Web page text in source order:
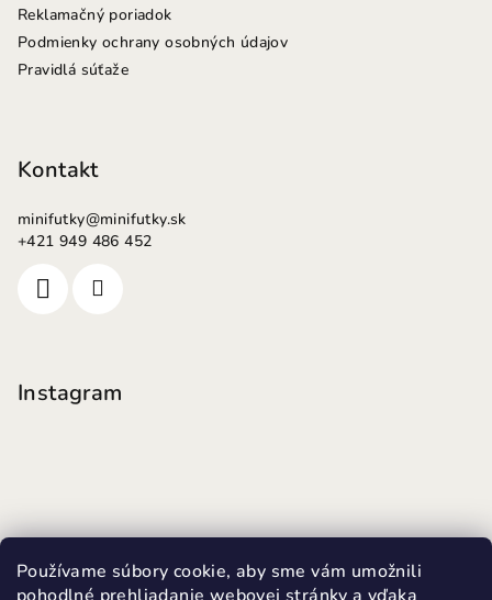
Používame súbory cookie, aby sme vám umožnili
Reklamačný poriadok
Podmienky ochrany osobných údajov
Pravidlá súťaže
Kontakt
minifutky@minifutky.sk
+421 949 486 452
Instagram